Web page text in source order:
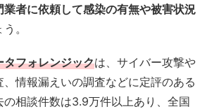
業者に依頼して感染の有無や被害状況
。
タフォレンジックは、サイバー攻撃や
情報漏えいの調査などに定評のある
相談件数は3.9万件以上あり、全国